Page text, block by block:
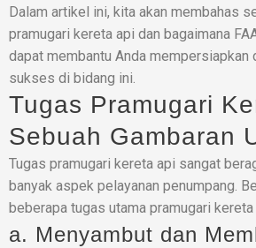
Dalam artikel ini, kita akan membahas
pramugari kereta api dan bagaimana
dapat membantu Anda mempersiapkan
sukses di bidang ini.
Tugas Pramugari
Sebuah Gambaran
Tugas pramugari kereta api sangat
banyak aspek pelayanan penumpang.
beberapa tugas utama pramugari kereta
a. Menyambut dan